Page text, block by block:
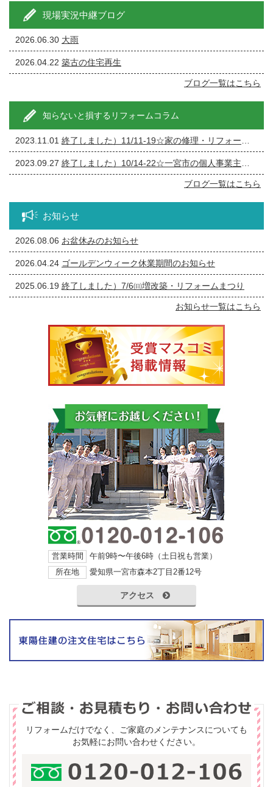
現場実況中継ブログ
2026.06.30 大雨
2026.04.22 築古の住宅再生
ブログ一覧はこちら
知らないと損するリフォームコラム
2023.11.01 終了しました）11/11-19☆家の修理・リフォーム・リノベーション相談会
2023.09.27 終了しました）10/14-22☆一宮市の個人事業主の方必見！事務所の修繕・リフォーム相談会
ブログ一覧はこちら
お知らせ
2026.08.06 お盆休みのお知らせ
2026.04.24 ゴールデンウィーク休業期間のお知らせ
2025.06.19 終了しました）7/6㈰増改築・リフォームまつり
お知らせ一覧はこちら
営業時間
午前9時〜午後6時（土日祝も営業）
所在地
愛知県一宮市森本2丁目2番12号
アクセス
リフォームだけでなく、ご家庭のメンテナンスについても
お気軽にお問い合わせください。